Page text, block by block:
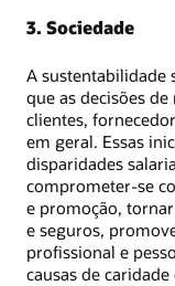
3. Sociedade
A sustentabilidade
que as decisões
clientes,
em geral. Essas
disparidades
comprometer-se
e promoção,
e seguros,
profissional e
causas de